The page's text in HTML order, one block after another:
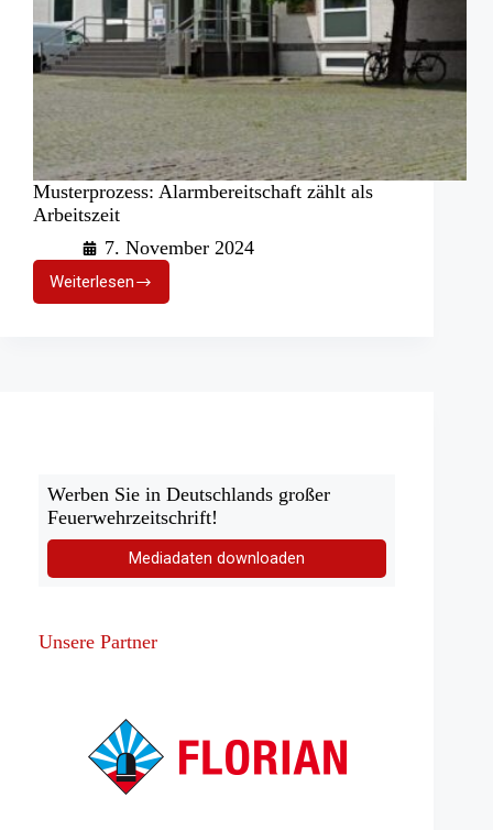
Musterprozess: Alarmbereitschaft zählt als
Arbeitszeit
7. November 2024
WeiterlesenMusterprozess:
Alarmbereitschaft
Werben Sie in Deutschlands großer
Feuerwehrzeitschrift!
Mediadaten downloaden
Unsere Partner